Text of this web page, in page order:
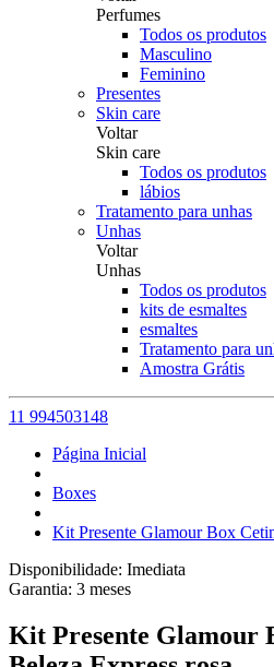
Perfumes
Todos os produtos
Masculino
Feminino
Presentes
Skin care
Voltar
Skin care
Todos os produtos
lábios
Tratamento para unhas
Unhas
Voltar
Unhas
Todos os produtos
kits de esmaltes
esmaltes
Tratamento para
Amostra Grátis
11 994503148
Página Inicial
Boxes
Kit Presente Glamour Box
Disponibilidade: Imediata
Garantia: 3 meses
Kit Presente Glamour